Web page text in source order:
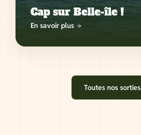
Cap sur Belle-île !
En savoir plus
Toutes nos sorties